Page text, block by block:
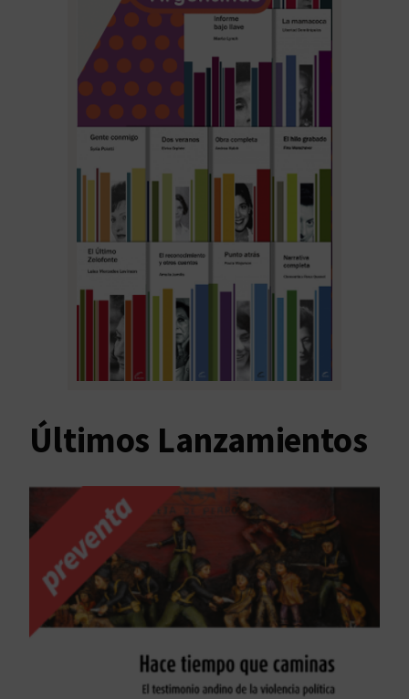
Últimos Lanzamientos